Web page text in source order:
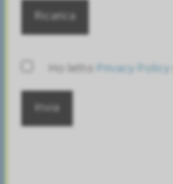
Ricarica
Ho letto Privacy Policy